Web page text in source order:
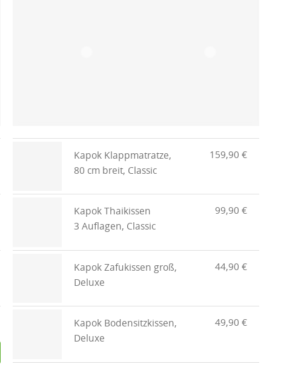
Kapok Klappmatratze,
80 cm breit, Classic
159,90 €
Kapok Thaikissen
3 Auflagen, Classic
99,90 €
Kapok Zafukissen groß,
Deluxe
44,90 €
Kapok Bodensitzkissen,
Deluxe
49,90 €